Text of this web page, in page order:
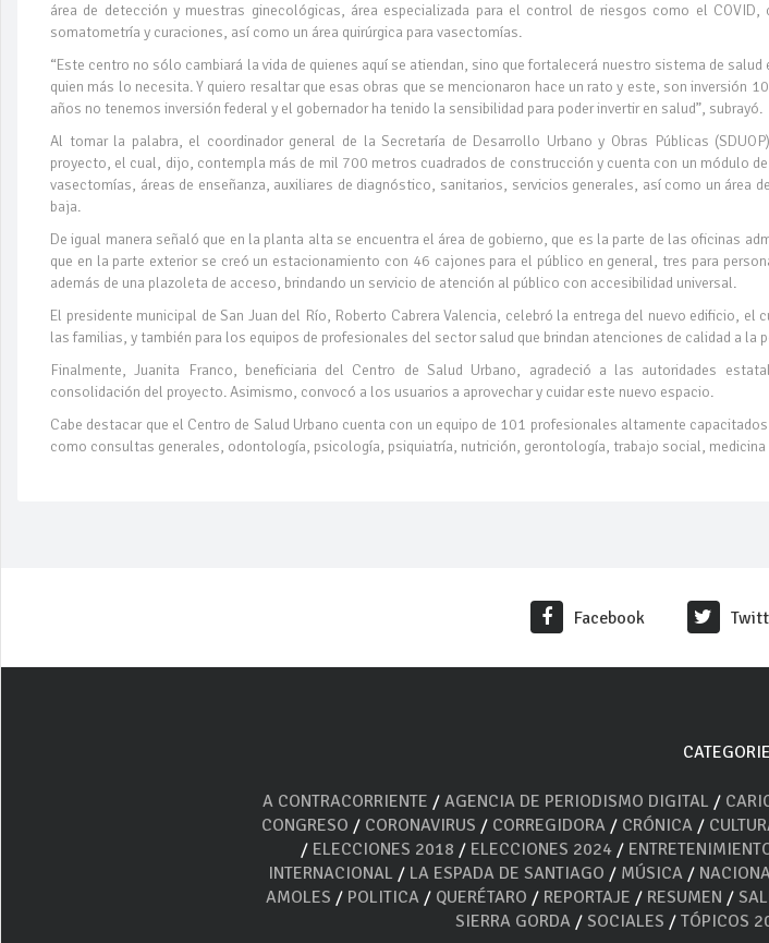
área de detección y muestras ginecológicas, área especializada para el control de riesgos como el
somatometría y curaciones, así como un área quirúrgica para vasectomías.
“Este centro no sólo cambiará la vida de quienes aquí se atiendan, sino que fortalecerá nuestro sistema de
quien más lo necesita. Y quiero resaltar que esas obras que se mencionaron hace un rato y este, son inversión
años no tenemos inversión federal y el gobernador ha tenido la sensibilidad para poder invertir en salud”, subrayó.
Al tomar la palabra, el coordinador general de la Secretaría de Desarrollo Urbano y Obras Públicas
proyecto, el cual, dijo, contempla más de mil 700 metros cuadrados de construcción y cuenta con un módulo
vasectomías, áreas de enseñanza, auxiliares de diagnóstico, sanitarios, servicios generales, así como un área
baja.
De igual manera señaló que en la planta alta se encuentra el área de gobierno, que es la parte de las oficinas
que en la parte exterior se creó un estacionamiento con 46 cajones para el público en general, tres para
además de una plazoleta de acceso, brindando un servicio de atención al público con accesibilidad universal.
El presidente municipal de San Juan del Río, Roberto Cabrera Valencia, celebró la entrega del nuevo edificio, el
las familias, y también para los equipos de profesionales del sector salud que brindan atenciones de calidad a la
Finalmente, Juanita Franco, beneficiaria del Centro de Salud Urbano, agradeció a las autoridades
consolidación del proyecto. Asimismo, convocó a los usuarios a aprovechar y cuidar este nuevo espacio.
Cabe destacar que el Centro de Salud Urbano cuenta con un equipo de 101 profesionales altamente
como consultas generales, odontología, psicología, psiquiatría, nutrición, gerontología, trabajo social, medicina
Facebook
A CONTRACORRIENTE /AGENCIA DE PERIODISMO DIGITAL /
CONGRESO / CORONAVIRUS / CORREGIDORA / CRÓNICA/
/ ELECCIONES 2018 / ELECCIONES 2024/
INTERNACIONAL / LA ESPADA DE SANTIAGO / MÚSICA /
AMOLES / POLITICA/ QUERÉTARO / REPORTAJE / RESUMEN /
SIERRA GORDA/ SOCIALES / TÓPICOS